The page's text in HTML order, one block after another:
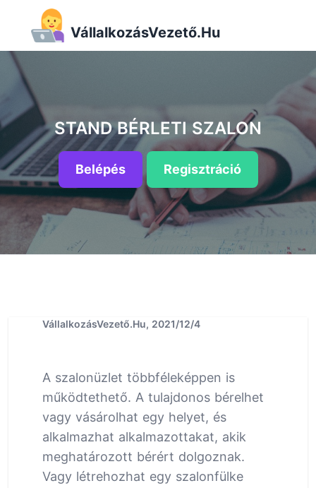
VállalkozásVezető.Hu
STAND BÉRLETI SZALON
Belépés Regisztráció
VállalkozásVezető.Hu, 2021/12/4
A szalonüzlet többféleképpen is
működtethető. A tulajdonos bérelhet
vagy vásárolhat egy helyet, és
alkalmazhat alkalmazottakat, akik
meghatározott bérért dolgoznak.
Vagy létrehozhat egy szalonfülke